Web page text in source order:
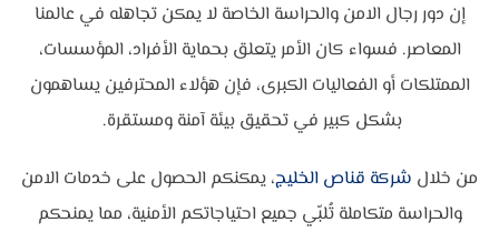
إن دور رجال الامن والحراسة الخاصة لا يمكن تجاهله في عالمنا
المعاصر. فسواء كان الأمر يتعلق بحماية الأفراد، المؤسسات،
الممتلكات أو الفعاليات الكبرى، فإن هؤلاء المحترفين يساهمون
بشكل كبير في تحقيق بيئة آمنة ومستقرة.
من خلال شركة قناص الخليج، يمكنكم الحصول على خدمات الامن
والحراسة متكاملة تُلبّي جميع احتياجاتكم الأمنية، مما يمنحكم